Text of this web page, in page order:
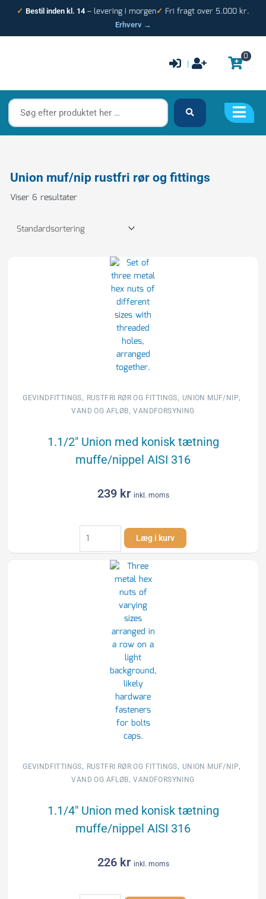
✓ Bestil inden kl. 14 – levering i morgen✓ Fri fragt over 5.000 kr.
Erhverv →
|
0
Søg
efter
produktet
Union muf/nip rustfri rør og fittings
Viser 6 resultater
GEVINDFITTINGS, RUSTFRI RØR OG FITTINGS, UNION MUF/NIP,
VAND OG AFLØB,VANDFORSYNING
1.1/2″ Union med konisk tætning
muffe/nippel AISI 316
239 kr inkl. moms
1.1/2"
Union
med
muffe/nippel
Læg i kurv
GEVINDFITTINGS, RUSTFRI RØR OG FITTINGS, UNION MUF/NIP,
VAND OG AFLØB,VANDFORSYNING
1.1/4″ Union med konisk tætning
muffe/nippel AISI 316
226 kr inkl. moms